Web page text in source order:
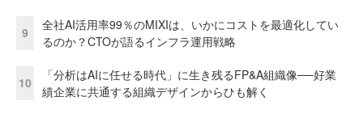
9
全社AI活用率99％のMIXIは、いかにコストを最適化してい
るのか？CTOが語るインフラ運用戦略
10
「分析はAIに任せる時代」に生き残るFP&A組織像──好業
績企業に共通する組織デザインからひも解く